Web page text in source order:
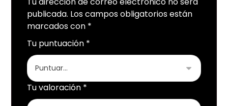
publicada. Los campos obligatorios están
marcados con *
Tu puntuación *
Tu valoración *